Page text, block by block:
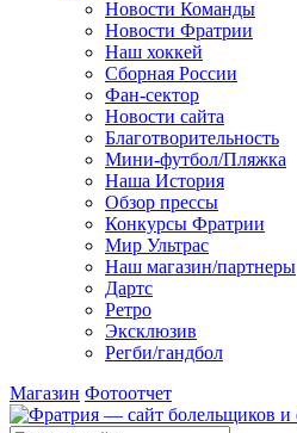
Новости Команды
Новости Фратрии
Наш хоккей
Сборная России
Фан-cектор
Новости сайта
Благотворительность
Мини-футбол/Пляжка
Наша История
Обзор прессы
Конкурсы Фратрии
Мир Ультрас
Наш магазин/партнеры
Дартс
Ретро
Эксклюзив
Регби/гандбол
Магазин Фотоотчет